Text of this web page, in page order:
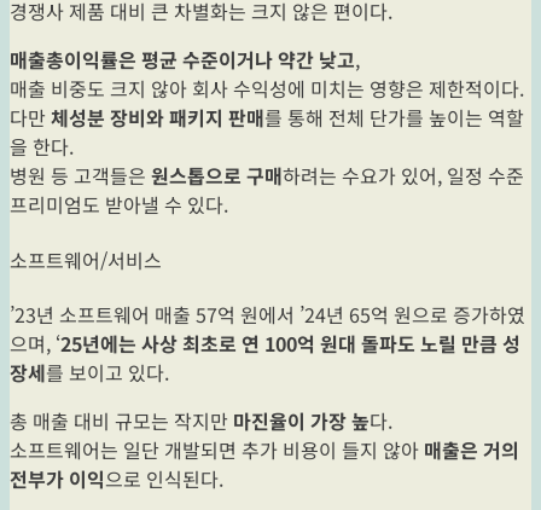
경쟁사 제품 대비 큰 차별화는 크지 않은 편이다.
매출총이익률은 평균 수준이거나 약간 낮고,
매출 비중도 크지 않아 회사 수익성에 미치는 영향은 제한적이다.
다만 체성분 장비와 패키지 판매를 통해 전체 단가를 높이는 역할
을 한다.
병원 등 고객들은 원스톱으로 구매하려는 수요가 있어, 일정 수준
프리미엄도 받아낼 수 있다.
소프트웨어/서비스
’23년 소프트웨어 매출 57억 원에서 ’24년 65억 원으로 증가하였
으며, ‘25년에는 사상 최초로 연 100억 원대 돌파도 노릴 만큼 성
장세를 보이고 있다.
총 매출 대비 규모는 작지만 마진율이 가장 높다.
소프트웨어는 일단 개발되면 추가 비용이 들지 않아 매출은 거의
전부가 이익으로 인식된다.